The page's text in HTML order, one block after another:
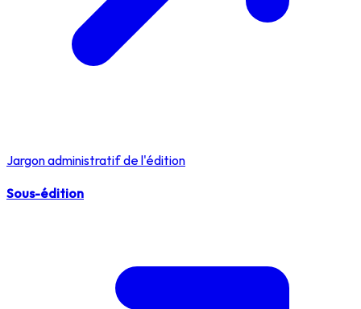
Jargon administratif de l'édition
Sous-édition